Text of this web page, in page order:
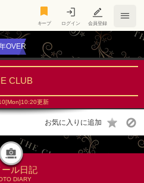
キープ ログイン 会員登録
OVER
CLUB
更新
ール日記
DIARY